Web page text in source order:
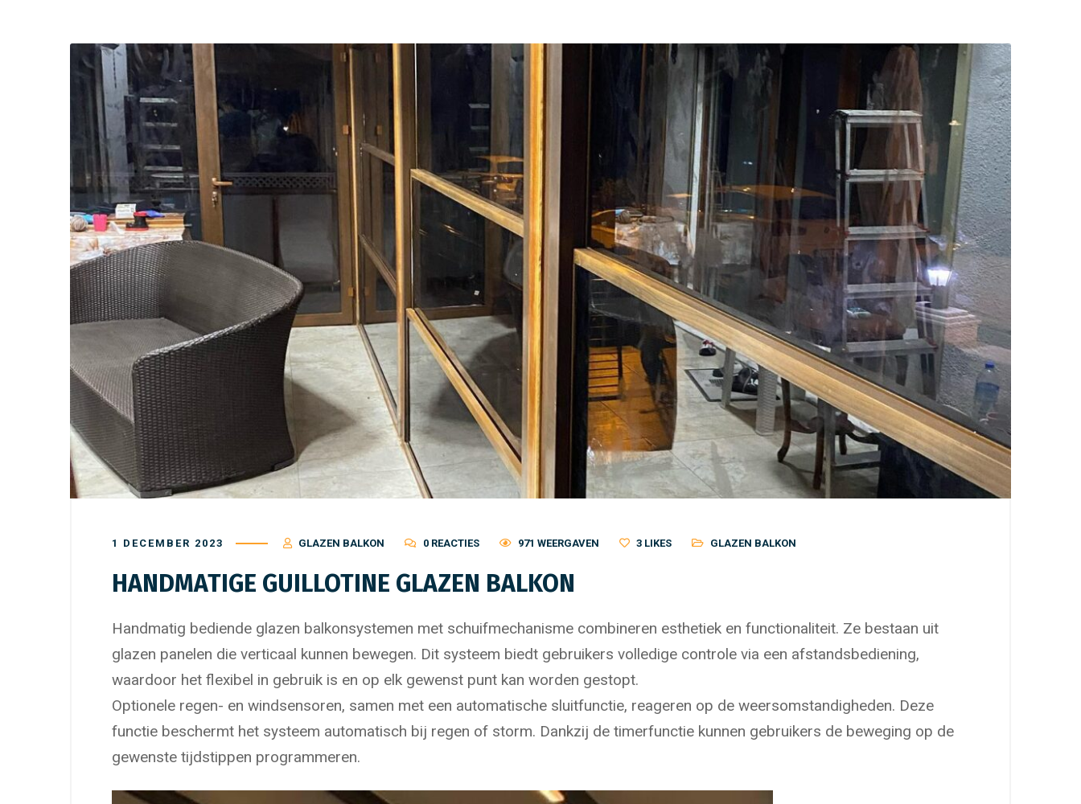
1 DECEMBER 2023 GLAZEN BALKON 0 REACTIES 971 WEERGAVEN 3 LIKES GLAZEN BALKON
HANDMATIGE GUILLOTINE GLAZEN BALKON
Handmatig bediende glazen balkonsystemen met schuifmechanisme combineren esthetiek en functionaliteit. Ze bestaan ​​uit
glazen panelen die verticaal kunnen bewegen. Dit systeem biedt gebruikers volledige controle via een afstandsbediening,
waardoor het flexibel in gebruik is en op elk gewenst punt kan worden gestopt.
Optionele regen- en windsensoren, samen met een automatische sluitfunctie, reageren op de weersomstandigheden. Deze
functie beschermt het systeem automatisch bij regen of storm. Dankzij de timerfunctie kunnen gebruikers de beweging op de
gewenste tijdstippen programmeren.